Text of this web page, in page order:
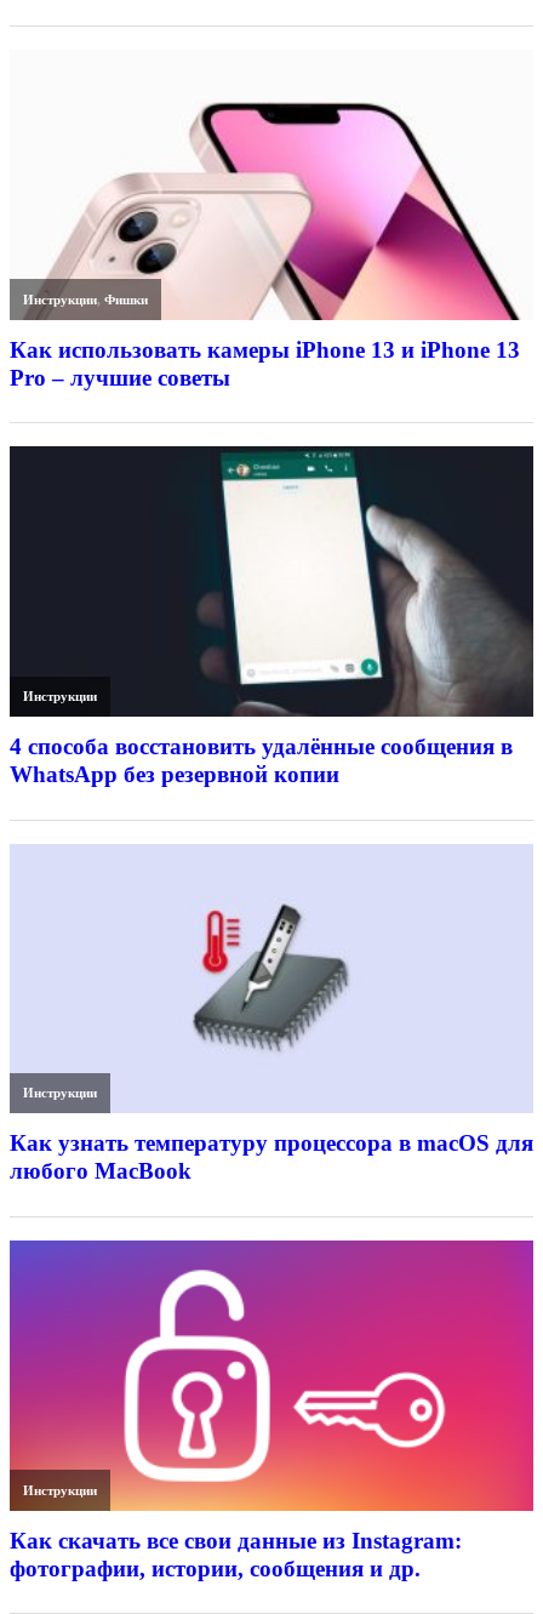
Инструкции,Фишки
Как использовать камеры iPhone 13 и iPhone 13
Pro – лучшие советы
Инструкции
4 способа восстановить удалённые сообщения в
WhatsApp без резервной копии
Инструкции
Как узнать температуру процессора в macOS для
любого MacBook
Инструкции
Как скачать все свои данные из Instagram:
фотографии, истории, сообщения и др.